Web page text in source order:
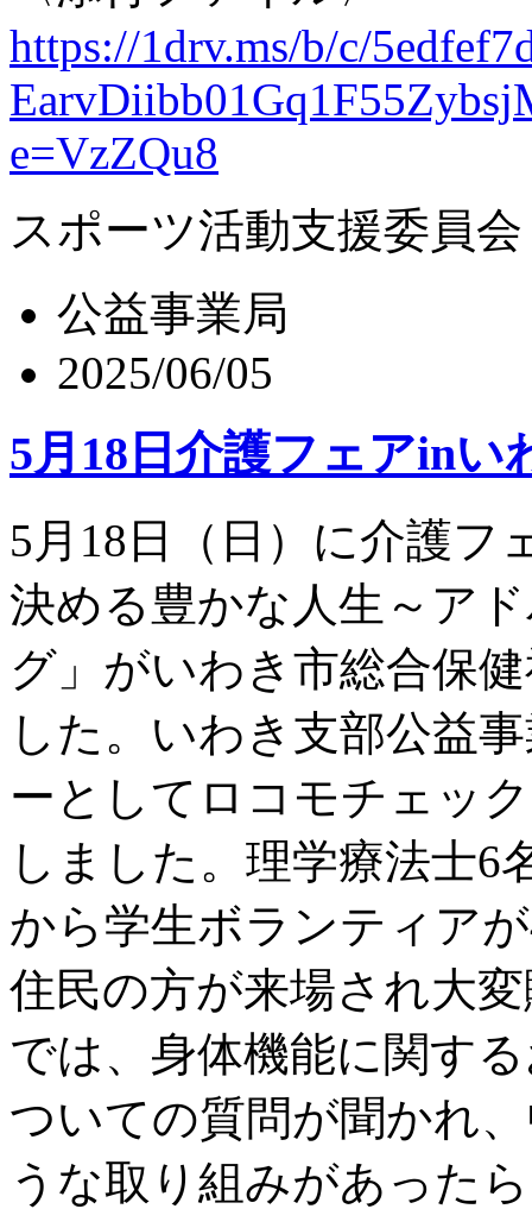
https://1drv.ms/b/c/
e=VzZQu8
スポーツ活動支援委員
公益事業局
2025/06/05
5月18日介護フェアinい
5月18日（日）に介護フ
決める豊かな人生～ア
グ」がいわき市総合保
した。いわき支部公益
ーとしてロコモチェッ
しました。理学療法士6
から学生ボランティア
住民の方が来場され大
では、身体機能に関す
ついての質問が聞かれ
うな取り組みがあった